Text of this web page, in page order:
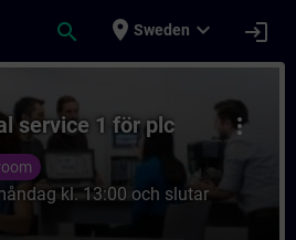
search place Sweden expand_more login
more_vert
service 1 för plc
kl. 13:00 och slutar